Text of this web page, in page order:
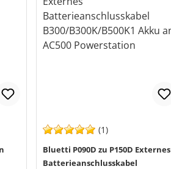
(1)
Bluetti P090D zu P150D Externes
Batterieanschlusskabel